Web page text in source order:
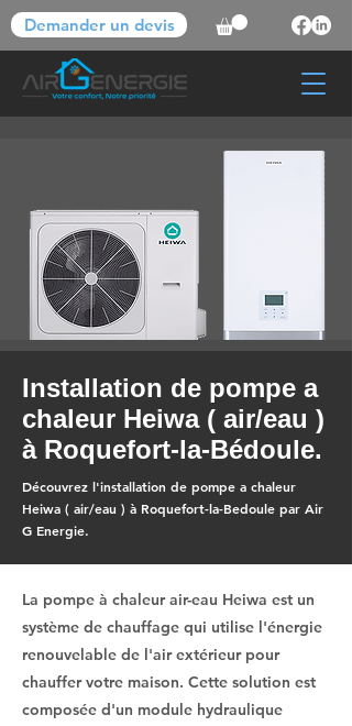
Demander un devis
Installation de pompe a
chaleur Heiwa ( air/eau )
à Roquefort-la-Bédoule.
Découvrez l'installation de pompe a chaleur
Heiwa ( air/eau ) à Roquefort-la-Bedoule par Air
G Energie.
La pompe à chaleur air-eau Heiwa est un
système de chauffage qui utilise l'énergie
renouvelable de l'air extérieur pour
chauffer votre maison. Cette solution est
composée d'un module hydraulique